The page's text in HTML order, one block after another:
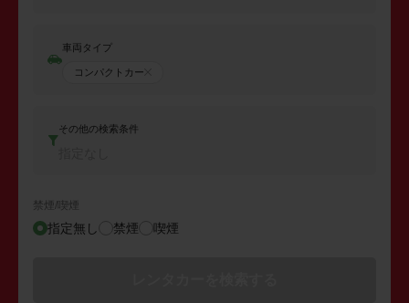
車両タイプ
コンパクトカー
その他の検索条件
禁煙/喫煙
指定無し 禁煙 喫煙